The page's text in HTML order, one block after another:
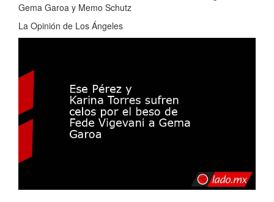
Gema Garoa y Memo Schutz
La Opinión de Los Ángeles